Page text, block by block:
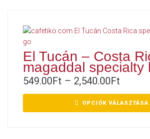
El Tucán – Costa
magaddal specialty
549.00Ft – 2,540.00Ft
OPCIÓK VÁLASZTÁSA